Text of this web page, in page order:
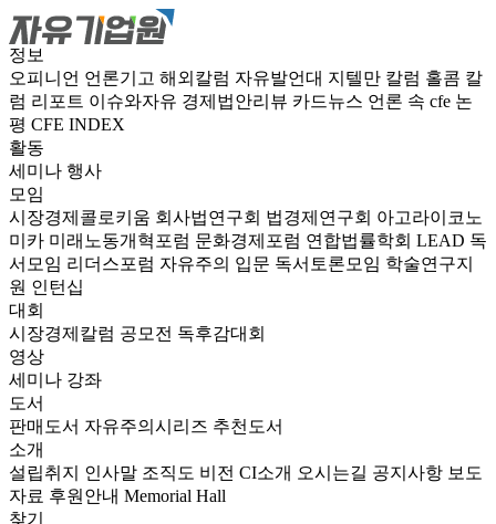
정보
오피니언 언론기고 해외칼럼 자유발언대 지텔만 칼럼 홀콤 칼
럼 리포트 이슈와자유 경제법안리뷰 카드뉴스 언론 속 cfe 논
평 CFE INDEX
활동
세미나 행사
모임
시장경제콜로키움 회사법연구회 법경제연구회 아고라이코노
미카 미래노동개혁포럼 문화경제포럼 연합법률학회 LEAD 독
서모임 리더스포럼 자유주의 입문 독서토론모임 학술연구지
원 인턴십
대회
시장경제칼럼 공모전 독후감대회
영상
세미나 강좌
도서
판매도서 자유주의시리즈 추천도서
소개
설립취지 인사말 조직도 비전 CI소개 오시는길 공지사항 보도
자료 후원안내 Memorial Hall
찾기